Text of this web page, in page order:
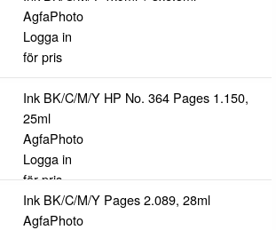
AgfaPhoto
Logga in
för pris
Ink BK/C/M/Y HP No. 364 Pages 1.150,
25ml
AgfaPhoto
Logga in
för pris
Ink BK/C/M/Y Pages 2.089, 28ml
AgfaPhoto